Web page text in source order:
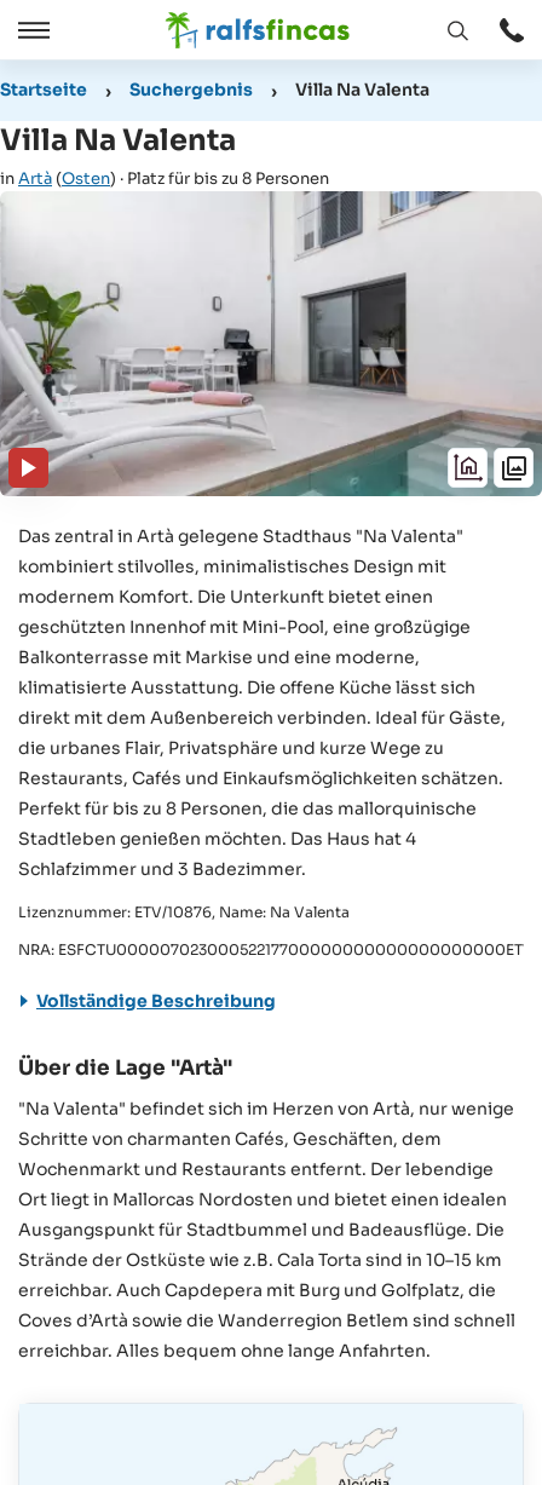
Öffnen
Schließen
Fenster
Startseite Suchergebnis Villa Na Valenta
Villa Na Valenta
inArtà (Osten) · Platz für bis zu 8 Personen
Das zentral in Artà gelegene Stadthaus "Na Valenta"
kombiniert stilvolles, minimalistisches Design mit
modernem Komfort. Die Unterkunft bietet einen
geschützten Innenhof mit Mini-Pool, eine großzügige
Balkonterrasse mit Markise und eine moderne,
klimatisierte Ausstattung. Die offene Küche lässt sich
direkt mit dem Außenbereich verbinden. Ideal für Gäste,
die urbanes Flair, Privatsphäre und kurze Wege zu
Restaurants, Cafés und Einkaufsmöglichkeiten schätzen.
Perfekt für bis zu 8 Personen, die das mallorquinische
Stadtleben genießen möchten. Das Haus hat 4
Schlafzimmer und 3 Badezimmer.
Lizenznummer: ETV/10876, Name: Na Valenta
NRA: ESFCTU00000702300052217700000000000000000000ETV/
Vollständige Beschreibung
Über die Lage "Artà"
"Na Valenta" befindet sich im Herzen von Artà, nur wenige
Schritte von charmanten Cafés, Geschäften, dem
Wochenmarkt und Restaurants entfernt. Der lebendige
Ort liegt in Mallorcas Nordosten und bietet einen idealen
Ausgangspunkt für Stadtbummel und Badeausflüge. Die
Strände der Ostküste wie z.B. Cala Torta sind in 10–15 km
erreichbar. Auch Capdepera mit Burg und Golfplatz, die
Coves d’Artà sowie die Wanderregion Betlem sind schnell
erreichbar. Alles bequem ohne lange Anfahrten.